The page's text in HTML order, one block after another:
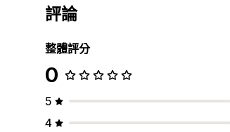
評論
整體評分
0
5
4